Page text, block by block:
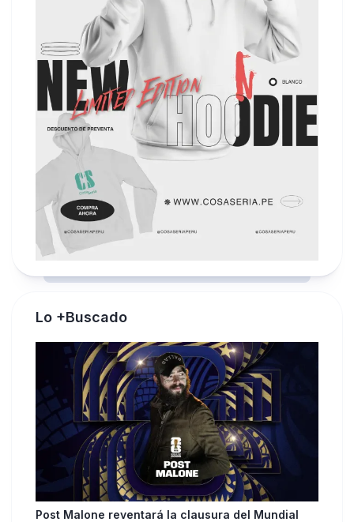
Lo +Buscado
Post Malone reventará la clausura del Mundial